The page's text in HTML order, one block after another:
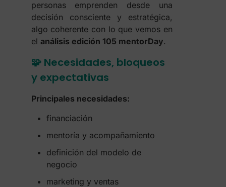
personas emprenden desde una
decisión consciente y estratégica,
algo coherente con lo que vemos en
el análisis edición 105 mentorDay.
🧩 Necesidades, bloqueos
y expectativas
Principales necesidades:
financiación
mentoría y acompañamiento
definición del modelo de
negocio
marketing y ventas